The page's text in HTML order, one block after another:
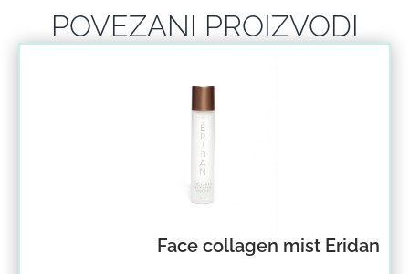
POVEZANI PROIZVODI
Face collagen mist Eridan